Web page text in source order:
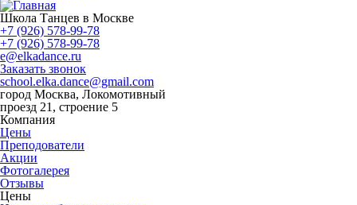
Школа Танцев в Москве
+7 (926) 578-99-78
+7 (926) 578-99-78
e@elkadance.ru
Заказать звонок
school.elka.dance@gmail.com
город Москва, Локомотивный
проезд 21, строение 5
Компания
Цены
Преподователи
Акции
Фотогалерея
Отзывы
Цены